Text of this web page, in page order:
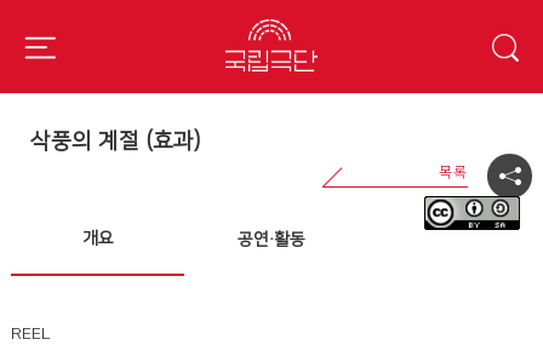
삭풍의 계절 (효과)
개요 공연·활동
REEL